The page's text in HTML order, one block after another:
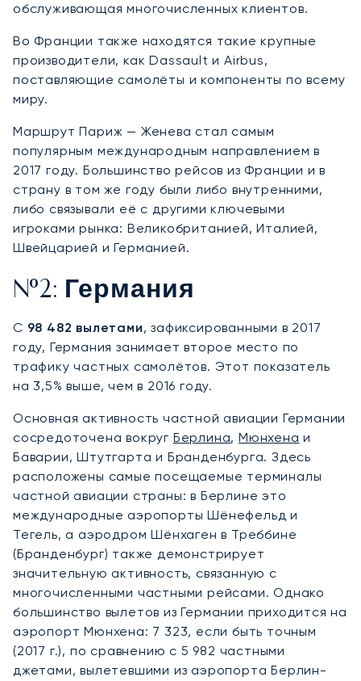
обслуживающая многочисленных клиентов.
Во Франции также находятся такие крупные
производители, как Dassault и Airbus,
поставляющие самолёты и компоненты по всему
миру.
Маршрут Париж — Женева стал самым
популярным международным направлением в
2017 году. Большинство рейсов из Франции и в
страну в том же году были либо внутренними,
либо связывали её с другими ключевыми
игроками рынка: Великобританией, Италией,
Швейцарией и Германией.
№2: Германия
С 98 482 вылетами, зафиксированными в 2017
году, Германия занимает второе место по
трафику частных самолётов. Этот показатель
на 3,5% выше, чем в 2016 году.
Основная активность частной авиации Германии
сосредоточена вокруг Берлина,Мюнхена и
Баварии, Штутгарта и Бранденбурга. Здесь
расположены самые посещаемые терминалы
частной авиации страны: в Берлине это
международные аэропорты Шёнефельд и
Тегель, а аэродром Шёнхаген в Треббине
(Бранденбург) также демонстрирует
значительную активность, связанную с
многочисленными частными рейсами. Однако
большинство вылетов из Германии приходится на
аэропорт Мюнхена: 7 323, если быть точным
(2017 г.), по сравнению с 5 982 частными
джетами, вылетевшими из аэропорта Берлин-